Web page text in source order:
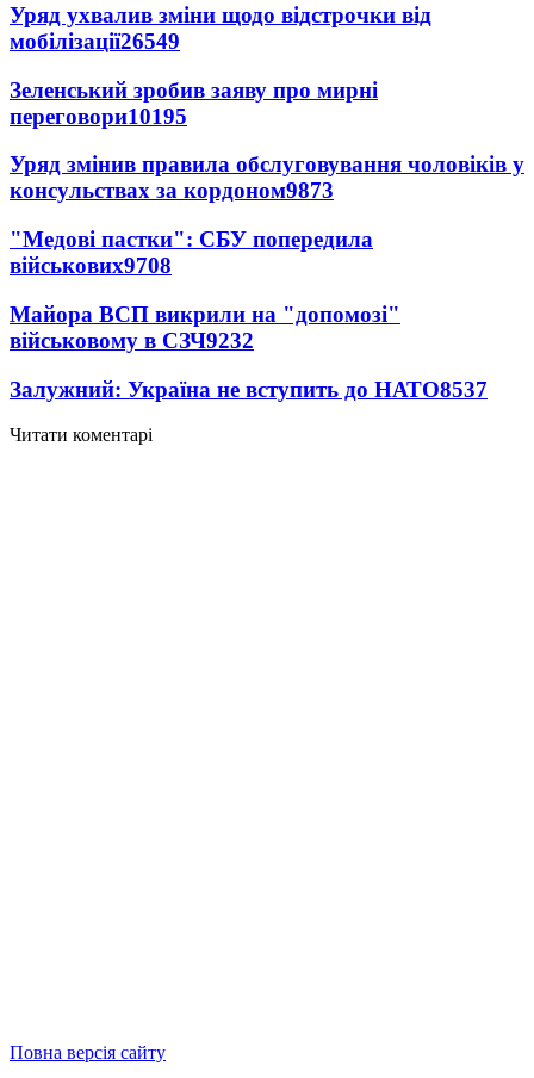
Уряд ухвалив зміни щодо відстрочки від
мобілізації26549
Зеленський зробив заяву про мирні
переговори10195
Уряд змінив правила обслуговування чоловіків у
консульствах за кордоном9873
"Медові пастки": СБУ попередила
військових9708
Майора ВСП викрили на "допомозі"
військовому в СЗЧ9232
Залужний: Україна не вступить до НАТО8537
Читати коментарі
Повна версія сайту